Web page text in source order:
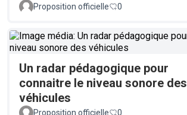
Proposition officielle 0
Un radar pédagogique pour
connaitre le niveau sonore des
véhicules
Proposition officielle 0